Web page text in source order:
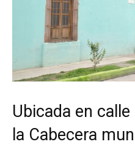
Ubicada en
la Cabecera